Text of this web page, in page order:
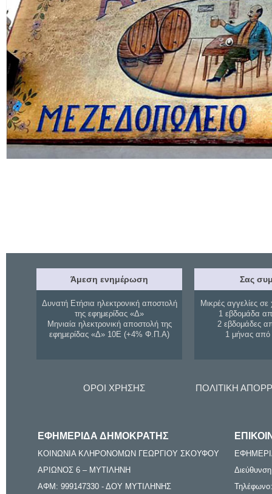
Άμεση ενημέρωση
Δυνατή Ετήσια ηλεκτρονική αποστολή
της εφημερίδας «Δ»
Μηνιαία ηλεκτρονική αποστολή της
εφημερίδας «Δ» 10Ε (+4% Φ.Π.Α)
Σας
Μικρές αγγελίες σε
1 εβδομάδα
2 εβδομάδες
1 μήνας
ΟΡΟΙ ΧΡΗΣΗΣ ΠΟΛΙΤΙΚΗ
ΕΦΗΜΕΡΙΔΑ ΔΗΜΟΚΡΑΤΗΣ
ΚΟΙΝΩΝΙΑ ΚΛΗΡΟΝΟΜΩΝ ΓΕΩΡΓΙΟΥ ΣΚΟΥΦΟΥ
ΑΡΙΩΝΟΣ 6 – ΜΥΤΙΛΗΝΗ
ΑΦΜ: 999147330 - ΔΟΥ ΜΥΤΙΛΗΝΗΣ